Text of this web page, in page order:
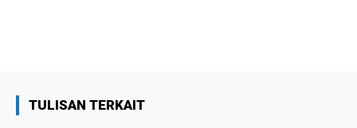
TULISAN TERKAIT